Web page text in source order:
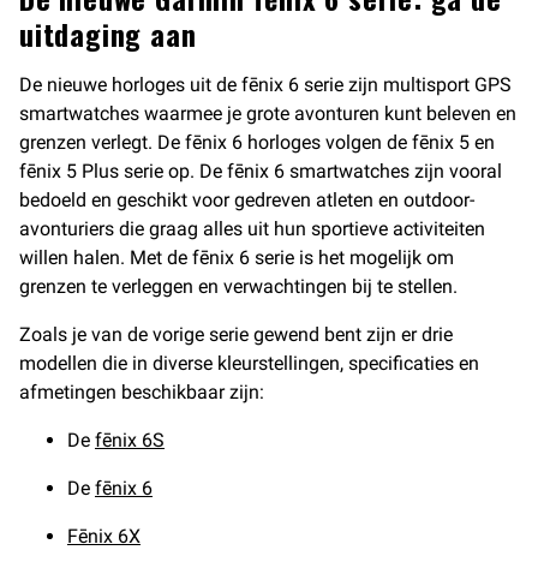
uitdaging aan
De nieuwe horloges uit de fēnix 6 serie zijn multisport GPS
smartwatches waarmee je grote avonturen kunt beleven en
grenzen verlegt. De fēnix 6 horloges volgen de fēnix 5 en
fēnix 5 Plus serie op. De fēnix 6 smartwatches zijn vooral
bedoeld en geschikt voor gedreven atleten en outdoor-
avonturiers die graag alles uit hun sportieve activiteiten
willen halen. Met de fēnix 6 serie is het mogelijk om
grenzen te verleggen en verwachtingen bij te stellen.
Zoals je van de vorige serie gewend bent zijn er drie
modellen die in diverse kleurstellingen, specificaties en
afmetingen beschikbaar zijn:
De fēnix 6S
De fēnix 6
Fēnix 6X